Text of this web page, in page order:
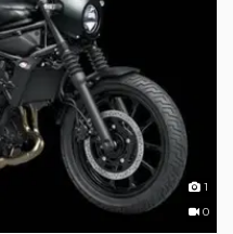
1
0